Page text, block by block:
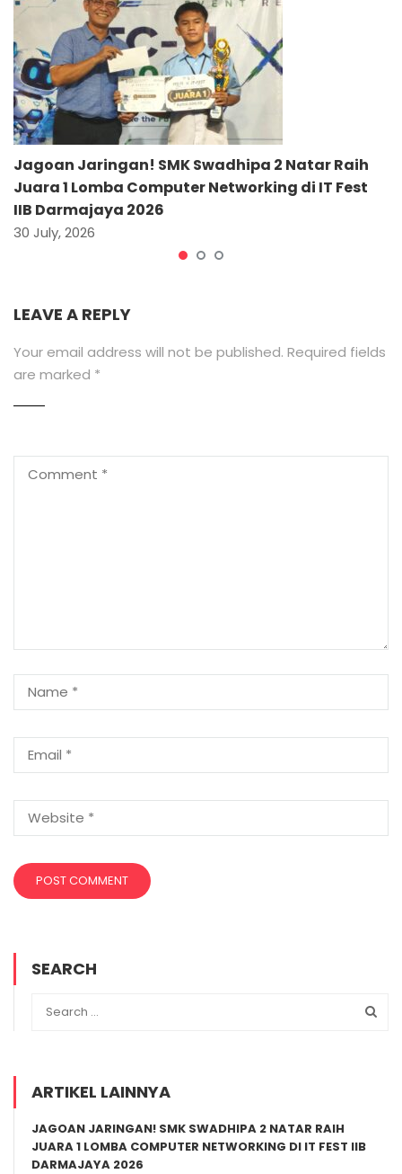
Jagoan Jaringan! SMK Swadhipa 2 Natar Raih
Juara 1 Lomba Computer Networking di IT Fest
IIB Darmajaya 2026
30 July, 2026
LEAVE A REPLY
Your email address will not be published. Required fields
are marked *
SEARCH
ARTIKEL LAINNYA
JAGOAN JARINGAN! SMK SWADHIPA 2 NATAR RAIH
JUARA 1 LOMBA COMPUTER NETWORKING DI IT FEST IIB
DARMAJAYA 2026